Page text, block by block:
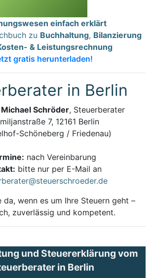
einfach erklärt
zu Buchhaltung, Bilanzierung
& Leistungsrechnung
gratis herunterladen!
in Berlin
Schröder, Steuerberater
7, 12161 Berlin
Schöneberg / Friedenau)
nach Vereinbarung
bitte nur per E-Mail an
da, wenn es um Ihre Steuern geht –
zuverlässig und kompetent.
und Steuererklärung vom
in Berlin